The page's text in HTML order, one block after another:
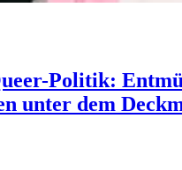
Politik:
unter dem